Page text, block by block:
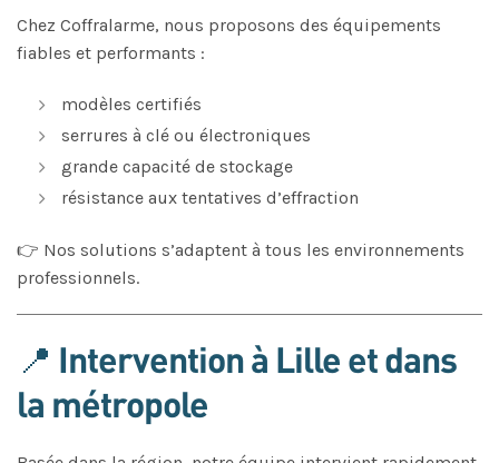
Chez Coffralarme, nous proposons des équipements
fiables et performants :
modèles certifiés
serrures à clé ou électroniques
grande capacité de stockage
résistance aux tentatives d’effraction
👉 Nos solutions s’adaptent à tous les environnements
professionnels.
📍 Intervention à Lille et dans
la métropole